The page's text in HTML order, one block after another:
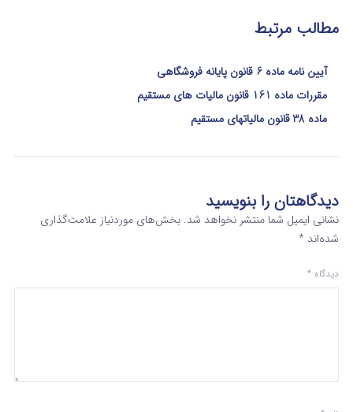
مطالب مرتبط
آیین نامه ماده 6 قانون پایانه فروشگاهی
مقررات ماده 161 قانون مالیات های مستقیم
ماده 38 قانون مالیاتهای مستقیم
دیدگاهتان را بنویسید
نشانی ایمیل شما منتشر نخواهد شد. بخش‌های موردنیاز علامت‌گذاری
شده‌اند *
دیدگاه *